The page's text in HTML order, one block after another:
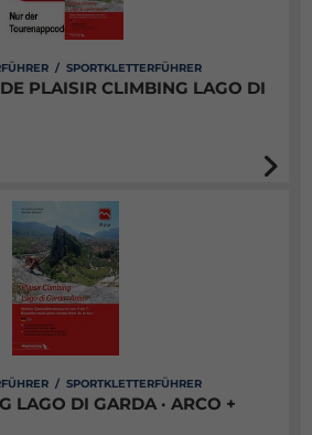
/ SPORTKLETTERFÜHRER
PLAISIR CLIMBING LAGO DI
/ SPORTKLETTERFÜHRER
LAGO DI GARDA · ARCO +